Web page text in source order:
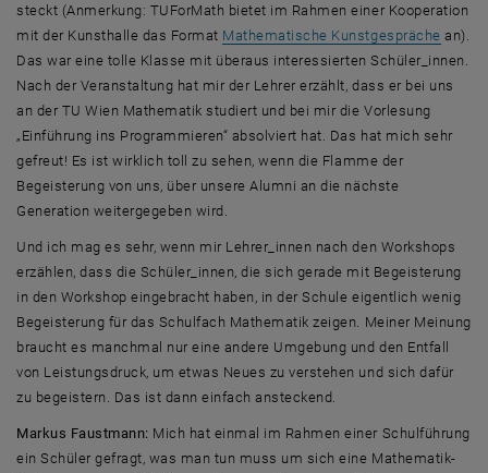
steckt (Anmerkung: TUForMath bietet im Rahmen einer Kooperation
mit der Kunsthalle das Format Mathematische Kunstgespräche an).
Das war eine tolle Klasse mit überaus interessierten Schüler_innen.
Nach der Veranstaltung hat mir der Lehrer erzählt, dass er bei uns
an der TU Wien Mathematik studiert und bei mir die Vorlesung
„Einführung ins Programmieren“ absolviert hat. Das hat mich sehr
gefreut! Es ist wirklich toll zu sehen, wenn die Flamme der
Begeisterung von uns, über unsere Alumni an die nächste
Generation weitergegeben wird.
Und ich mag es sehr, wenn mir Lehrer_innen nach den Workshops
erzählen, dass die Schüler_innen, die sich gerade mit Begeisterung
in den Workshop eingebracht haben, in der Schule eigentlich wenig
Begeisterung für das Schulfach Mathematik zeigen. Meiner Meinung
braucht es manchmal nur eine andere Umgebung und den Entfall
von Leistungsdruck, um etwas Neues zu verstehen und sich dafür
zu begeistern. Das ist dann einfach ansteckend.
Markus Faustmann: Mich hat einmal im Rahmen einer Schulführung
ein Schüler gefragt, was man tun muss um sich eine Mathematik-